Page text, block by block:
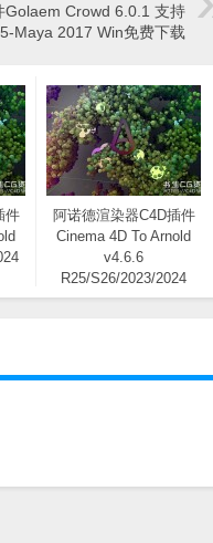
Golaem Crowd 6.0.1 支持
Maya 2017 Win免费下载
件
阿诺德渲染器C4D插件
Cinema 4D To Arnold
v4.6.6
R25/S26/2023/2024
(C4DtoA) Win/Mac替换